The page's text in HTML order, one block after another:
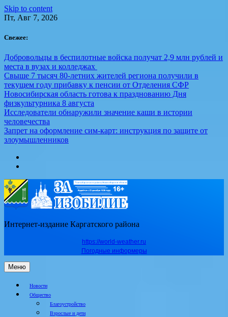
Skip to content
Пт, Авг 7, 2026
Свежее:
Добровольцы в беспилотные войска получат 2,9 млн рублей и
места в вузах и колледжах
Свыше 7 тысяч 80-летних жителей региона получили в
текущем году прибавку к пенсии от Отделения СФР
Новосибирская область готова к празднованию Дня
физкультурника 8 августа
Исследователи обнаружили значение каши в истории
человечества
Запрет на оформление сим-карт: инструкция по защите от
злоумышленников
Интернет-издание Каргатского района
https://world-weather.ru
Погодные информеры
Меню
Новости
Общество
Благоустройство
Взрослые и дети